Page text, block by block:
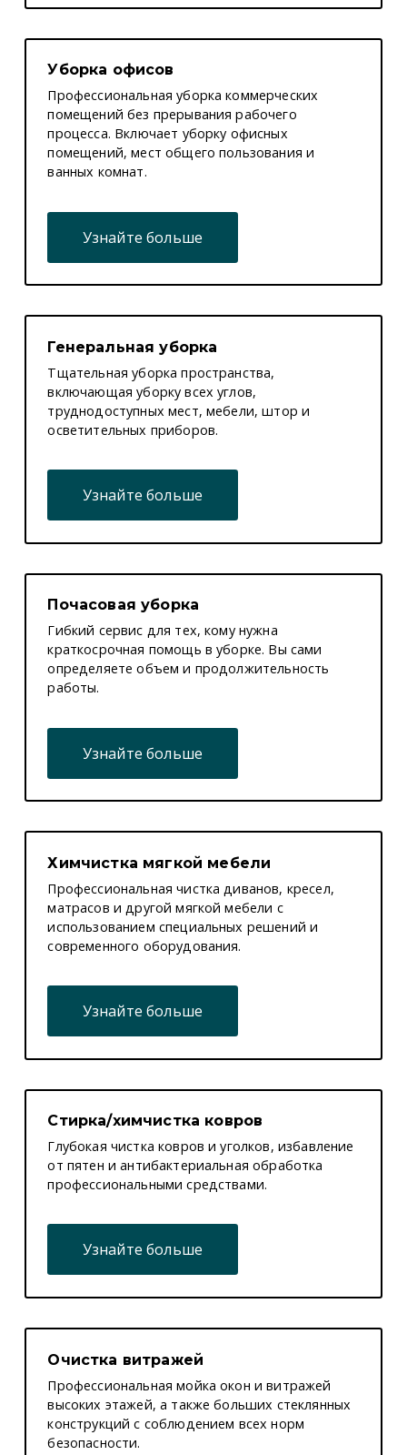
Уборка офисов
Профессиональная уборка коммерческих
помещений без прерывания рабочего
процесса. Включает уборку офисных
помещений, мест общего пользования и
ванных комнат.
Узнайте больше
Генеральная уборка
Тщательная уборка пространства,
включающая уборку всех углов,
труднодоступных мест, мебели, штор и
осветительных приборов.
Узнайте больше
Почасовая уборка
Гибкий сервис для тех, кому нужна
краткосрочная помощь в уборке. Вы сами
определяете объем и продолжительность
работы.
Узнайте больше
Химчистка мягкой мебели
Профессиональная чистка диванов, кресел,
матрасов и другой мягкой мебели с
использованием специальных решений и
современного оборудования.
Узнайте больше
Стирка/химчистка ковров
Глубокая чистка ковров и уголков, избавление
от пятен и антибактериальная обработка
профессиональными средствами.
Узнайте больше
Очистка витражей
Профессиональная мойка окон и витражей
высоких этажей, а также больших стеклянных
конструкций с соблюдением всех норм
безопасности.